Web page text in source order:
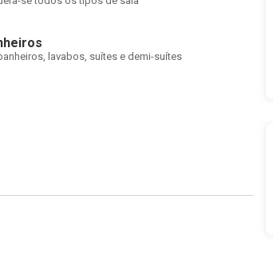
lavabos, suítes e demi-suítes